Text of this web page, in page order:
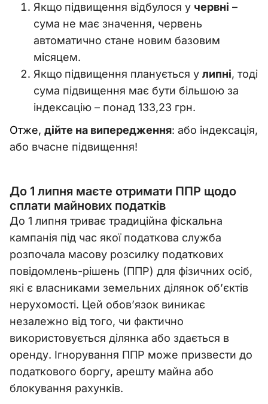
Якщо підвищення відбулося у червні –
сума не має значення, червень
автоматично стане новим базовим
місяцем.
Якщо підвищення планується у липні, тоді
сума підвищення має бути більшою за
індексацію – понад 133,23 грн.
Отже, дійте на випередження: або індексація,
або вчасне підвищення!
До 1 липня маєте отримати ППР щодо
сплати майнових податків
До 1 липня триває традиційна фіскальна
кампанія під час якої податкова служба
розпочала масову розсилку податкових
повідомлень-рішень (ППР) для фізичних осіб,
які є власниками земельних ділянок об’єктів
нерухомості. Цей обов’язок виникає
незалежно від того, чи фактично
використовується ділянка або здається в
оренду. Ігнорування ППР може призвести до
податкового боргу, арешту майна або
блокування рахунків.